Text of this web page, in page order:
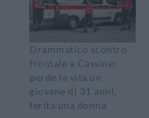
Drammatico scontro
frontale a Cassine:
perde la vita un
giovane di 31 anni,
ferita una donna